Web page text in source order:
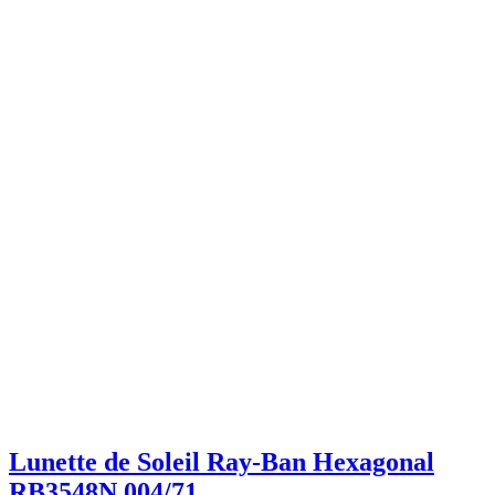
Lunette de Soleil Ray-Ban Hexagonal